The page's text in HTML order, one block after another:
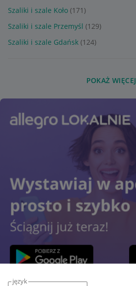
język
Szaliki i szale Koło (171)
Szaliki i szale Przemyśl (129)
Szaliki i szale Gdańsk (124)
POKAŻ WIĘCEJ